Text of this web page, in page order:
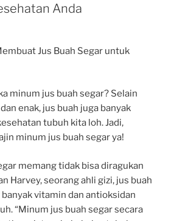
Anda
Jus Buah Segar untuk
minum jus buah segar? Selain
enak, jus buah juga banyak
tubuh kita loh. Jadi,
minum jus buah segar ya!
memang tidak bisa diragukan
Harvey, seorang ahli gizi, jus buah
vitamin dan antioksidan
“Minum jus buah segar secara